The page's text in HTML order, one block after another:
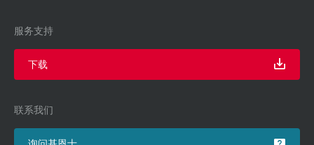
服务支持
下载
联系我们